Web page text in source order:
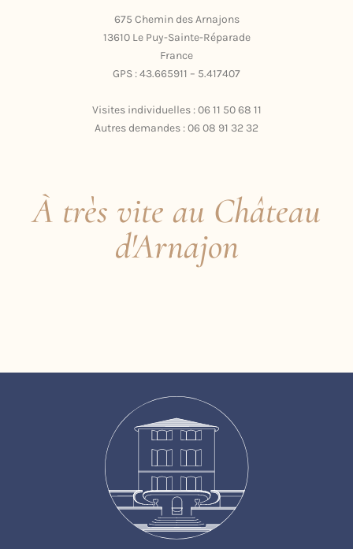
675 Chemin des Arnajons
13610 Le Puy-Sainte-Réparade
France
GPS : 43.665911 – 5.417407
Visites individuelles : 06 11 50 68 11
Autres demandes : 06 08 91 32 32
À très vite au Château
d'Arnajon